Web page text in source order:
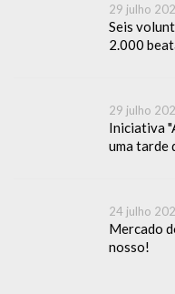
29 julho
Seis
2.000
29 julho
Iniciativa
uma tarde
24 julho
Mercado
nosso!